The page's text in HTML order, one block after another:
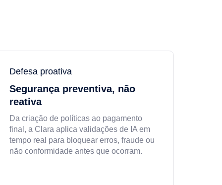
Defesa proativa
Segurança preventiva, não
reativa
Da criação de políticas ao pagamento
final, a Clara aplica validações de IA em
tempo real para bloquear erros, fraude ou
não conformidade antes que ocorram.